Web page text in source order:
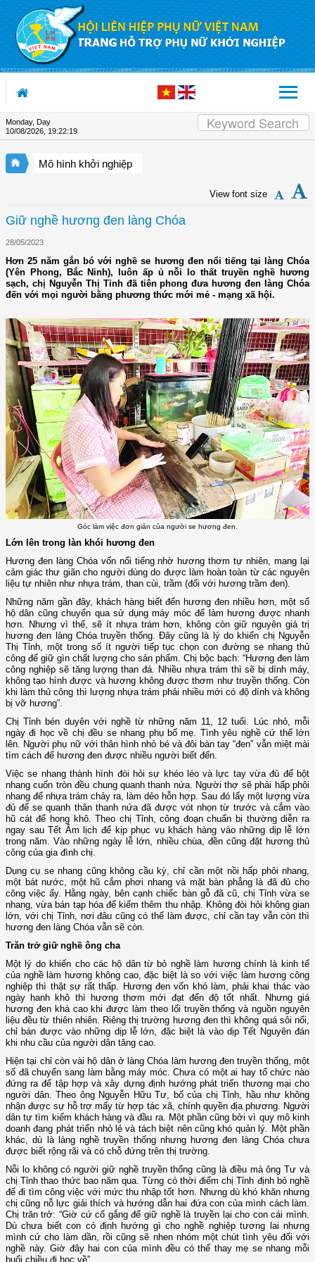
Skip to Content
Monday, Day
10/08/2026 19:22:20
Mô hình khởi nghiệp
View font size
Giữ nghề hương đen làng Chóa
28/05/2023
Hơn 25 năm gắn bó với nghề se hương đen nổi tiếng tại làng Chóa
(Yên Phong, Bắc Ninh), luôn ấp ủ nỗi lo thất truyền nghề hương
sạch, chị Nguyễn Thị Tỉnh đã tiên phong đưa hương đen làng Chóa
đến với mọi người bằng phương thức mới mẻ - mạng xã hội.
Góc làm việc đơn giản của người se hương đen.
Lớn lên trong làn khói hương đen
Hương đen làng Chóa vốn nổi tiếng nhờ hương thơm tự nhiên, mang lại
cảm giác thư giãn cho người dùng do được làm hoàn toàn từ các nguyên
liệu tự nhiên như nhựa trám, than củi, trầm (đối với hương trầm đen).
Những năm gần đây, khách hàng biết đến hương đen nhiều hơn, một số
hộ dân cũng chuyển qua sử dụng máy móc để làm hương được nhanh
hơn. Nhưng vì thế, sẽ ít nhựa trám hơn, không còn giữ nguyên giá trị
hương đen làng Chóa truyền thống. Đây cũng là lý do khiến chị Nguyễn
Thị Tỉnh, một trong số ít người tiếp tục chọn con đường se nhang thủ
công để giữ gìn chất lượng cho sản phẩm. Chị bộc bạch: “Hương đen làm
công nghiệp sẽ tăng lượng than đá. Nhiều nhựa trám thì sẽ bị dính máy,
không tạo hình được và hương không được thơm như truyền thống. Còn
khi làm thủ công thì lượng nhựa trám phải nhiều mới có độ dính và không
bị vỡ hương”.
Chị Tỉnh bén duyên với nghề từ những năm 11, 12 tuổi. Lúc nhỏ, mỗi
ngày đi học về chị đều se nhang phụ bố mẹ. Tình yêu nghề cứ thế lớn
lên. Người phụ nữ với thân hình nhỏ bé và đôi bàn tay “đen” vẫn miệt mài
tìm cách để hương đen được nhiều người biết đến.
Việc se nhang thành hình đòi hỏi sự khéo léo và lực tay vừa đủ để bột
nhang cuốn tròn đều chung quanh thanh nứa. Người thợ sẽ phải hấp phôi
nhang để nhựa trám chảy ra, làm dẻo hỗn hợp. Sau đó lấy một lượng vừa
đủ để se quanh thân thanh nứa đã được vót nhọn từ trước và cắm vào
hũ cát để hong khô. Theo chị Tỉnh, công đoạn chuẩn bị thường diễn ra
ngay sau Tết Âm lịch để kịp phục vụ khách hàng vào những dịp lễ lớn
trong năm. Vào những ngày lễ lớn, nhiều chùa, đền cũng đặt hương thủ
công của gia đình chị.
Dụng cụ se nhang cũng không cầu kỳ, chỉ cần một nồi hấp phôi nhang,
một bát nước, một hũ cắm phơi nhang và mặt bàn phẳng là đã đủ cho
công việc ấy. Hằng ngày, bên cạnh chiếc bàn gỗ đã cũ, chị Tỉnh vừa se
nhang, vừa bán tạp hóa để kiếm thêm thu nhập. Không đòi hỏi không gian
lớn, với chị Tỉnh, nơi đâu cũng có thể làm được, chỉ cần tay vẫn còn thì
hương đen làng Chóa vẫn sẽ còn.
Trăn trở giữ nghề ông cha
Một lý do khiến cho các hộ dân từ bỏ nghề làm hương chính là kinh tế
của nghề làm hương không cao, đặc biệt là so với việc làm hương công
nghiệp thì thật sự rất thấp. Hương đen vốn khó làm, phải khai thác vào
ngày hanh khô thì hương thơm mới đạt đến độ tốt nhất. Nhưng giá
hương đen khá cao khi được làm theo lối truyền thống và nguồn nguyên
liệu đều từ thiên nhiên. Riêng thị trường hương đen thì không quá sôi nổi,
chỉ bán được vào những dịp lễ lớn, đặc biệt là vào dịp Tết Nguyên đán
khi nhu cầu của người dân tăng cao.
Hiện tại chỉ còn vài hộ dân ở làng Chóa làm hương đen truyền thống, một
số đã chuyển sang làm bằng máy móc. Chưa có một ai hay tổ chức nào
đứng ra để tập hợp và xây dựng định hướng phát triển thương mại cho
người dân. Theo ông Nguyễn Hữu Tư, bố của chị Tỉnh, hầu như không
nhận được sự hỗ trợ mấy từ hợp tác xã, chính quyền địa phương. Người
dân tự tìm kiếm khách hàng và đầu ra. Một phần cũng bởi vì quy mô kinh
doanh đang phát triển nhỏ lẻ và tách biệt nên cũng khó quản lý. Một phần
khác, dù là làng nghề truyền thống nhưng hương đen làng Chóa chưa
được biết rộng rãi và có chỗ đứng trên thị trường.
Nỗi lo không có người giữ nghề truyền thống cũng là điều mà ông Tư và
chị Tỉnh thao thức bao năm qua. Từng có thời điểm chị Tỉnh định bỏ nghề
để đi tìm công việc với mức thu nhập tốt hơn. Nhưng dù khó khăn nhưng
chị cũng nỗ lực giải thích và hướng dẫn hai đứa con của mình cách làm.
Chị trăn trở: “Giờ cứ cố gắng để giữ nghề là truyền lại cho con cái mình.
Dù chưa biết con có định hướng gì cho nghề nghiệp tương lai nhưng
mình cứ cho làm dần, rồi cũng sẽ nhen nhóm một chút tình yêu đối với
nghề này. Giờ đây hai con của mình đều có thể thay mẹ se nhang mỗi
buổi chiều đi học về”.